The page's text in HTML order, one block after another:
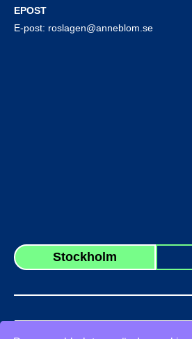
EPOST
E-post: roslagen@anneblom.se
Stockholm